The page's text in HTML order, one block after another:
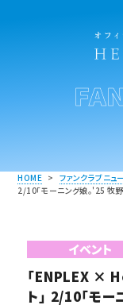
HOME > ファンクラブニュ
2/10「モーニング娘。'25 牧
イベント
「ENPLEX ×
ト」 2/10「モ